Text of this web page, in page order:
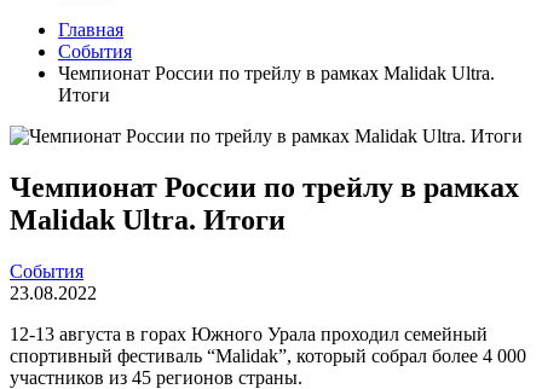
Главная
События
Чемпионат России по трейлу в рамках Malidak Ultra.
Итоги
Чемпионат России по трейлу в рамках
Malidak Ultra. Итоги
События
23.08.2022
12-13 августа в горах Южного Урала проходил семейный
спортивный фестиваль “Malidak”, который собрал более 4 000
участников из 45 регионов страны.